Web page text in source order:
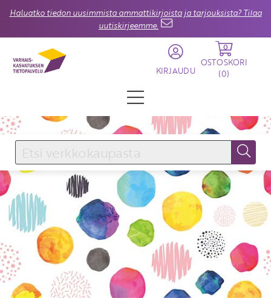
Haluatko tiedon uusimmista ammattikirjoista ja tarjouksista? Tilaa
uutiskirjeemme.
KIRJAUDU
0
OSTOSKORI
(0)
KIRJAUDU SISÄÄN
Käyttäjätunnus
Salasana
Unohtuiko salasana?
KIRJAUDU SISÄÄN